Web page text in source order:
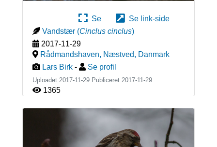
Se
Se link-side
Vandstær (Cinclus cinclus)
2017-11-29
Rådmandshaven, Næstved, Danmark
Lars Birk - Se profil
Uploadet 2017-11-29 Publiceret 2017-11-29
1365